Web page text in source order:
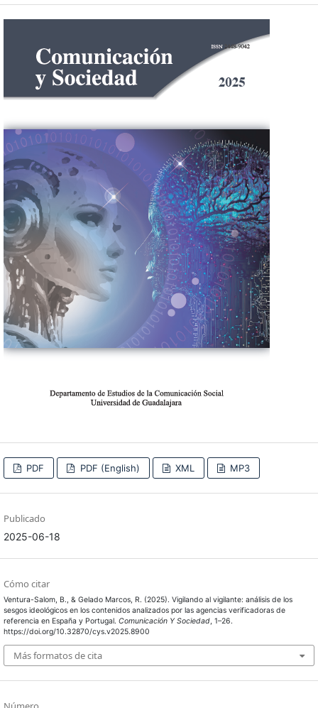
PDF PDF (English) XML MP3
Publicado
2025-06-18
Cómo citar
Ventura-Salom, B., & Gelado Marcos, R. (2025). Vigilando al vigilante: análisis de los
sesgos ideológicos en los contenidos analizados por las agencias verificadoras de
referencia en España y Portugal. Comunicación Y Sociedad, 1–26.
https://doi.org/10.32870/cys.v2025.8900
Más formatos de cita